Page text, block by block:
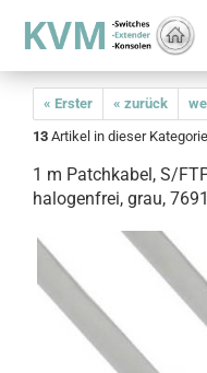
« Erster « zurück
13 Artikel in dieser Kategorie
1 m Patchkabel, S/
halogenfrei, grau,